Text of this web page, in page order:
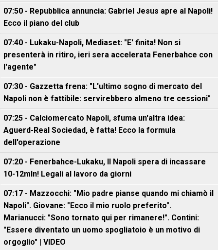
07:50 - Repubblica annuncia: Gabriel Jesus apre al Napoli!
Ecco il piano del club
07:40 - Lukaku-Napoli, Mediaset: "E' finita! Non si
presenterà in ritiro, ieri sera accelerata Fenerbahce con
l'agente"
07:30 - Gazzetta frena: "L'ultimo sogno di mercato del
Napoli non è fattibile: servirebbero almeno tre cessioni"
07:25 - Calciomercato Napoli, sfuma un'altra idea:
Aguerd-Real Sociedad, è fatta! Ecco la formula
dell'operazione
07:20 - Fenerbahce-Lukaku, ll Napoli spera di incassare
10-12mln! Legali al lavoro da giorni
07:17 - Mazzocchi: "Mio padre pianse quando mi chiamò il
Napoli". Giovane: "Ecco il mio ruolo preferito".
Marianucci: "Sono tornato qui per rimanere!". Contini:
"Essere diventato un uomo spogliatoio è un motivo di
orgoglio" | VIDEO